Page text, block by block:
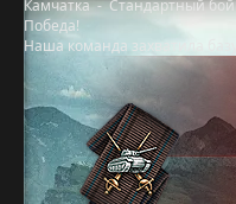
Камчатка-Стандартный бой
Победа!
Наша команда захватила базу